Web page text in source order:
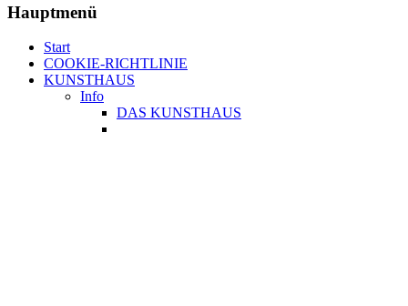
Hauptmenü
Start
COOKIE-RICHTLINIE
KUNSTHAUS
Info
DAS KUNSTHAUS